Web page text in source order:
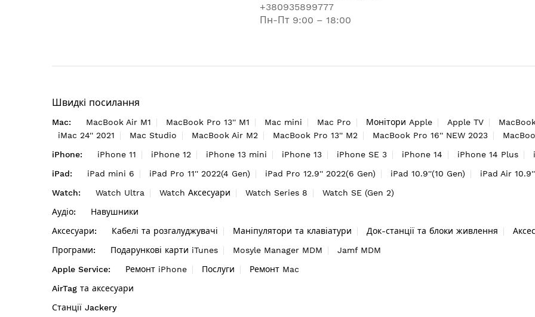
+380935899777
Пн-Пт 9:00 – 18:00
Швидкі посилання
Mac: MacBook Air M1 MacBook Pro 13'' M1 Mac mini Mac Pro Монітори Apple Apple TV
iMac 24'' 2021
Mac Studio MacBook Air M2 MacBook Pro 13'' M2 MacBook Pro 16'' NEW 2023
iPhone:
iPhone 11 iPhone 12 iPhone 13 mini iPhone 13 iPhone SE 3 iPhone 14 iPhone 14 Plus
iPad:
iPad mini 6 iPad Pro 11'' 2022(4 Gen) iPad Pro 12.9'' 2022(6 Gen) iPad 10.9''(10 Gen)
iPad Air
Watch:
Watch Ultra Watch Аксесуари Watch Series 8
Watch SE (Gen 2)
Аудіо:
Навушники
Аксесуари:
Кабелі та розгалуджувачі Маніпулятори та клавіатури Док-станції та блоки живлення
Програми:
Подарункові карти iTunes Mosyle Manager MDM
Jamf MDM
Apple Service:
Ремонт iPhone Послуги
Ремонт Mac
AirTag та аксесуари
Станції Jackery